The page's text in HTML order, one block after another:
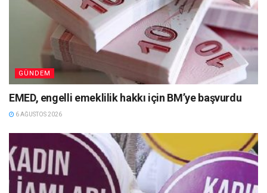
GÜNDEM
EMED, engelli emeklilik hakkı için BM’ye başvurdu
6 AĞUSTOS 2026